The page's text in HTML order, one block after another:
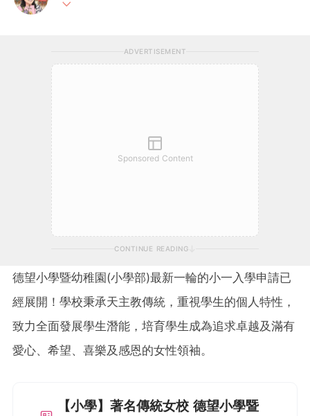
ADVERTISEMENT
Sponsored Content
CONTINUE READING
德望小學暨幼稚園(小學部)最新一輪的小一入學申請已
經展開！學校秉承天主教傳統，重視學生的個人特性，
致力全面發展學生潛能，培育學生成為追求卓越及滿有
愛心、希望、喜樂及感恩的女性領袖。
【小學】著名傳統女校 德望小學暨